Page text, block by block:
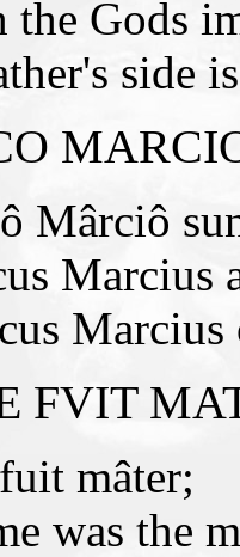
the Gods
side
Mârciô
Marcius
FVIT
mâter;
was the